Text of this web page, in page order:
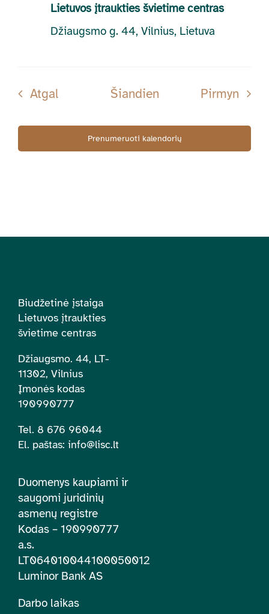
Lietuvos įtraukties švietime centras
Džiaugsmo g. 44, Vilnius, Lietuva
AtgalRenginiai Šiandien Pirmyn
Prenumeruoti kalendorių
Biudžetinė įstaiga
Lietuvos įtraukties
švietime centras
Džiaugsmo. 44, LT-
11302, Vilnius
Įmonės kodas
190990777
Tel. 8 676 96044
El. paštas: info@lisc.lt
Duomenys kaupiami ir
saugomi juridinių
asmenų registre
Kodas – 190990777
a.s.
LT064010044100050012
Luminor Bank AS
Darbo laikas